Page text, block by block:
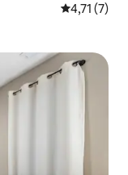
Évaluation
4,71 (7)